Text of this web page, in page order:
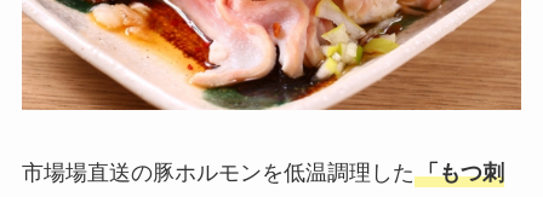
市場場直送の豚ホルモンを低温調理した「もつ刺